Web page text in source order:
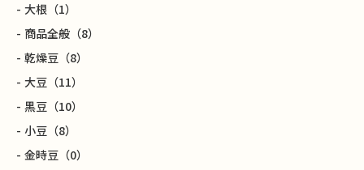
大根 （1）
商品全般 （8）
乾燥豆 （8）
大豆 （11）
黒豆 （10）
小豆 （8）
金時豆 （0）